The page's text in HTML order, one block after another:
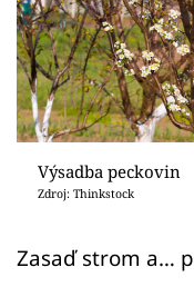
Sledujte
Přihlášení
Sledujte nás
Výsadba peckovin
Zdroj: Thinkstock
Zasaď strom a…